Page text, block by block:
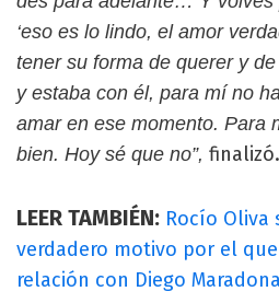
‘eso es lo lindo, el amor
tener su forma de querer y
y estaba con él, para mí no
amar en ese momento. Para
bien. Hoy sé que no”, finalizó.
LEER TAMBIÉN: Rocío Oliva
verdadero motivo por el
relación con Diego Maradona